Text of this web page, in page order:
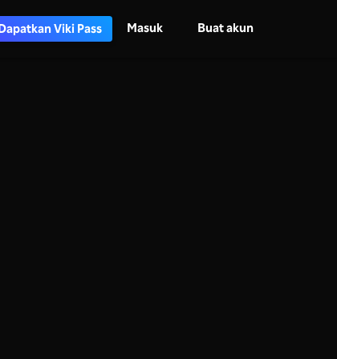
Viki Pass Masuk Buat akun